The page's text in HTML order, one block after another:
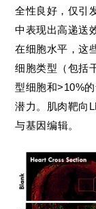
全性良好，仅引
中表现出高递送
在细胞水平，这
细胞类型（包括
型细胞和>10%
潜力。 肌肉靶向
与基因编辑。